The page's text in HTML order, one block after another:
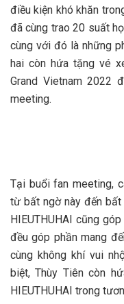
điều kiện khó khăn
đã cùng trao 20 suất
cùng với đó là những
hai còn hứa tặng vé
Grand Vietnam 2022
meeting.
Tại buổi fan meeting,
từ bất ngờ này đến
HIEUTHUHAI cũng
đều góp phần mang
cùng không khí vui
biệt, Thùy Tiên còn
HIEUTHUHAI trong